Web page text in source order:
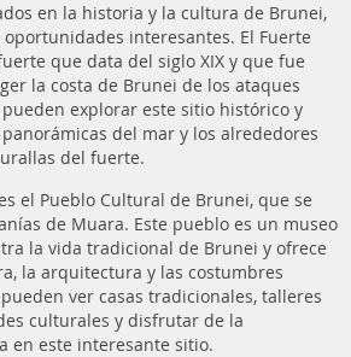
en la historia y la cultura de Brunei,
interesantes. El Fuerte
que data del siglo XIX y que fue
la costa de Brunei de los ataques
explorar este sitio histórico y
del mar y los alrededores
del fuerte.
el Pueblo Cultural de Brunei, que se
de Muara. Este pueblo es un museo
la vida tradicional de Brunei y ofrece
la arquitectura y las costumbres
ver casas tradicionales, talleres
culturales y disfrutar de la
en este interesante sitio.